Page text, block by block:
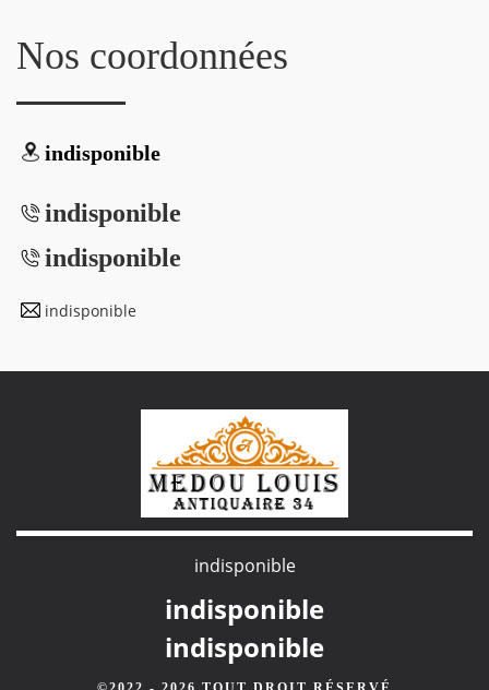
Nos coordonnées
indisponible
indisponible
indisponible
indisponible
indisponible
indisponible
indisponible